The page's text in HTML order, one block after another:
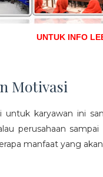
UNTUK INFO
Motivasi
untuk karyawan ini
perusahaan
manfaat yang akan